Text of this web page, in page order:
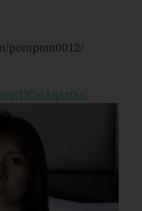
pompom0012/
p/DCajAqaz0js/